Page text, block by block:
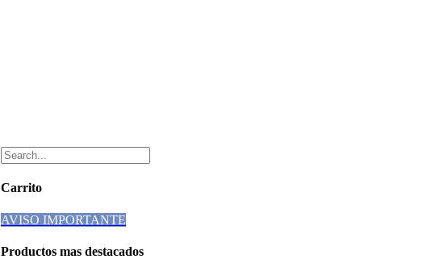
Carrito
AVISO IMPORTANTE
Productos mas destacados